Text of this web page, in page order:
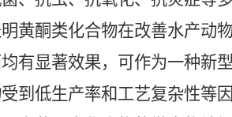
黄酮类化合物在改善水产动
有显著效果，可作为一种新
到低生产率和工艺复杂性等